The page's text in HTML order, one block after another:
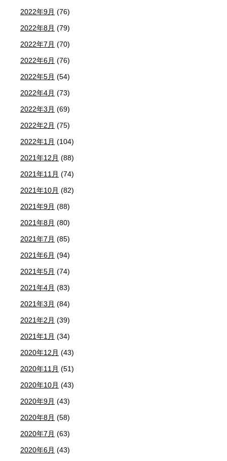
2022年9月 (76)
2022年8月 (79)
2022年7月 (70)
2022年6月 (76)
2022年5月 (54)
2022年4月 (73)
2022年3月 (69)
2022年2月 (75)
2022年1月 (104)
2021年12月 (88)
2021年11月 (74)
2021年10月 (82)
2021年9月 (88)
2021年8月 (80)
2021年7月 (85)
2021年6月 (94)
2021年5月 (74)
2021年4月 (83)
2021年3月 (84)
2021年2月 (39)
2021年1月 (34)
2020年12月 (43)
2020年11月 (51)
2020年10月 (43)
2020年9月 (43)
2020年8月 (58)
2020年7月 (63)
2020年6月 (43)